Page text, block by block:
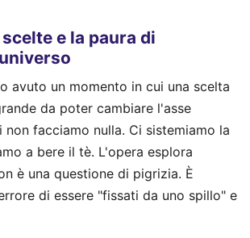
e la paura di
avuto un momento in cui una scelta
da poter cambiare l'asse
non facciamo nulla. Ci sistemiamo la
a bere il tè. L'opera esplora
è una questione di pigrizia. È
di essere "fissati da uno spillo" e